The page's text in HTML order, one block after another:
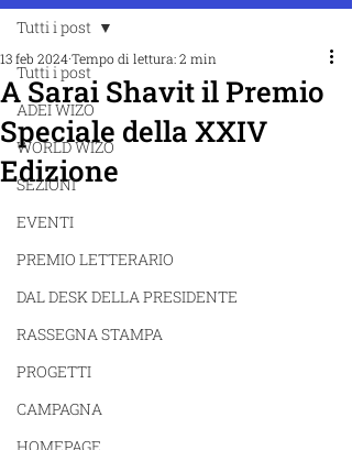
Tutti i post
ADEI WIZO
WORLD WIZO
SEZIONI
EVENTI
PREMIO LETTERARIO
DAL DESK DELLA PRESIDENTE
RASSEGNA STAMPA
PROGETTI
CAMPAGNA
Tutti i post
A Sarai Shavit il Premio
Speciale della XXIV
Edizione
13 feb 2024Tempo di lettura: 2 min